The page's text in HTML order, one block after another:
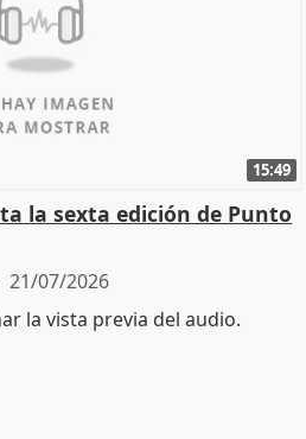
15:49
la sexta edición de Punto
21/07/2026